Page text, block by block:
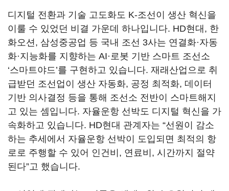
디지털 전환과 기술 고도화도 K-조선이 생산 혁신을
이룰 수 있었던 비결 가운데 하나입니다. HD현대, 한
화오션, 삼성중공업 등 국내 조선 3사는 연결화·자동
화·지능화를 지향하는 AI·로봇 기반 스마트 조선소
‘스마트야드’를 구현하고 있습니다. 재래산업으로 취
급받던 조선업이 생산 자동화, 공정 최적화, 데이터
기반 의사결정 등을 통해 조선소 전반이 스마트해지
고 있는 셈입니다. 자율운항 선박도 디지털 혁신을 가
속화하고 있습니다. HD현대 관계자는 “선원이 감소
하는 추세에서 자율운항 선박이 도입되면 최적의 항
로로 주행할 수 있어 인건비, 연료비, 시간까지 절약
된다”고 했습니다.